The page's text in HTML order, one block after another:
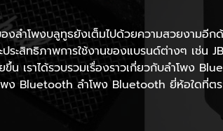
ลำโพงบลูทูธยังเต็มไปด้วยความสวยงามอีก
ะสิทธิภาพการใช้งานของแบรนด์ต่างๆ เช่น
เราได้รวบรวมเรื่องราวเกี่ยวกับลำโพง
ง Bluetooth ลำโพง Bluetooth ยี่ห้อใดที่